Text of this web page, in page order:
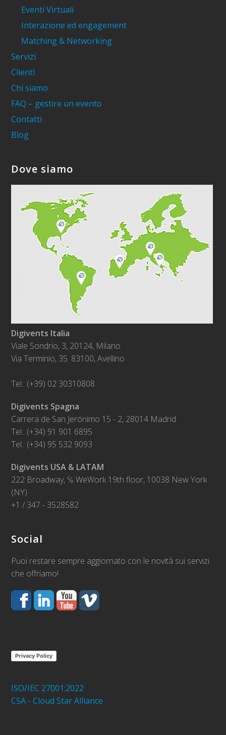
Eventi Virtuali
Interazione ed engagement
Matching & Networking
Servizi
Clienti
Chi siamo
FAQ – gestire un evento
Contatti
Blog
Dove siamo
Digivents Italia
Viale Sondrio, 3, 20124, Milano
Via Terminio, 35. 83100, Avellino
Tel.: (+39) 02 30310808
Digivents Spagna
Carrera de San Jerónimo 15 - 2, 28014 Madrid
Tel.: (+34) 91 901 6895
Tel.: (+34) 95 532 9093
Digivents USA & LATAM
222 Broadway, ℅ WeWork 19th floor, 10038 New York
(NY)
+1 / 347 - 3528582
Social
Puoi restare sempre aggiornato con le novità sui servizi
che offriamo!
Privacy Policy
ISO/IEC 27001:2022
CSA - Cloud Star Alliance